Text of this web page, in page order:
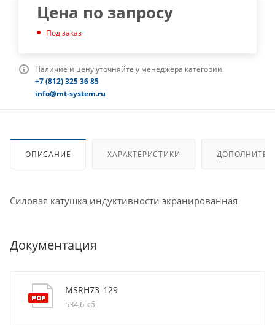
Цена по запросу
Под заказ
Наличие и цену уточняйте у менеджера категории.
+7 (812) 325 36 85
info@mt-system.ru
ОПИСАНИЕ ХАРАКТЕРИСТИКИ
Силовая катушка индуктивности экранированная
Документация
MSRH73_129
534,6 кб